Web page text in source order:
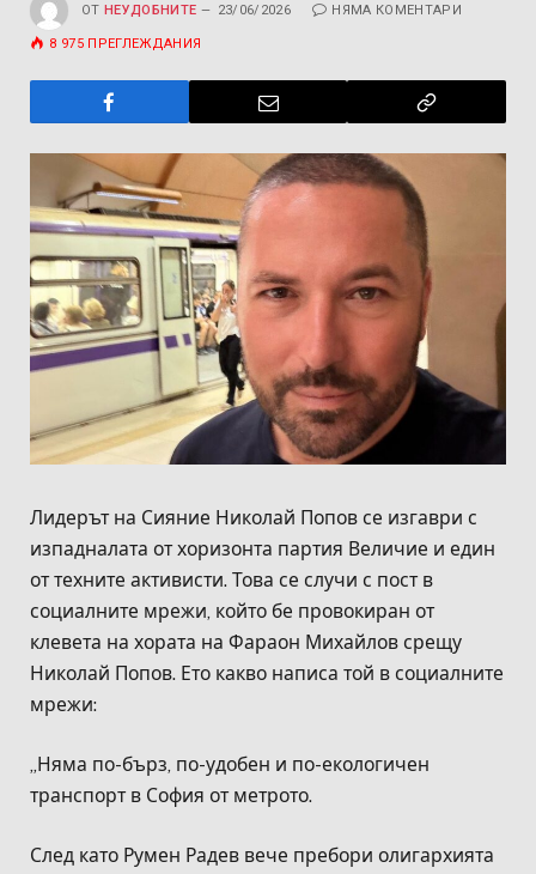
ОТ НЕУДОБНИТЕ 23/06/2026 НЯМА КОМЕНТАРИ
8 975 ПРЕГЛЕЖДАНИЯ
Лидерът на Сияние Николай Попов се изгаври с
изпадналата от хоризонта партия Величие и един
от техните активисти. Това се случи с пост в
социалните мрежи, който бе провокиран от
клевета на хората на Фараон Михайлов срещу
Николай Попов. Ето какво написа той в социалните
мрежи:
„Няма по-бърз, по-удобен и по-екологичен
транспорт в София от метрото.
След като Румен Радев вече пребори олигархията